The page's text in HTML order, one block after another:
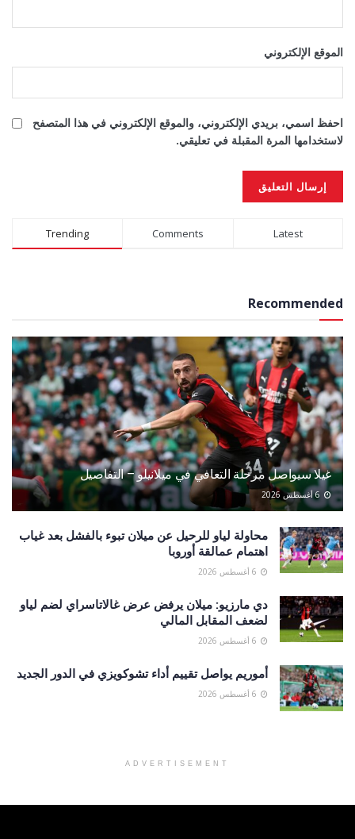
الموقع الإلكتروني
احفظ اسمي، بريدي الإلكتروني، والموقع الإلكتروني في هذا المتصفح
لاستخدامها المرة المقبلة في تعليقي.
Alternative:
Trending Comments Latest
Recommended
غيلا سيواصل مرحلة التعافي في ميلانيلو – التفاصيل
محاولة لياو للرحيل عن ميلان تبوء بالفشل بعد غياب
اهتمام عمالقة أوروبا
دي مارزيو: ميلان يرفض عرض غالاتاسراي لضم لياو
لضعف المقابل المالي
أموريم يواصل تقييم أداء تشوكويزي في الدور الجديد
ADVERTISEMENT